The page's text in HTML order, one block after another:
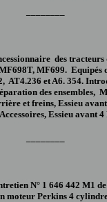
des tracteurs
MF699. Equipés
AT4.236 et A6. 354.
des ensembles,
et freins, Essieu
Essieu avant 4
N° 1 646 442 M1
moteur Perkins 4